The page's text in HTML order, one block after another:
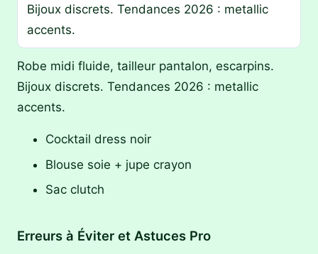
Bijoux discrets. Tendances 2026 : metallic
accents.
Robe midi fluide, tailleur pantalon, escarpins.
Bijoux discrets. Tendances 2026 : metallic
accents.
Cocktail dress noir
Blouse soie + jupe crayon
Sac clutch
Erreurs à Éviter et Astuces Pro